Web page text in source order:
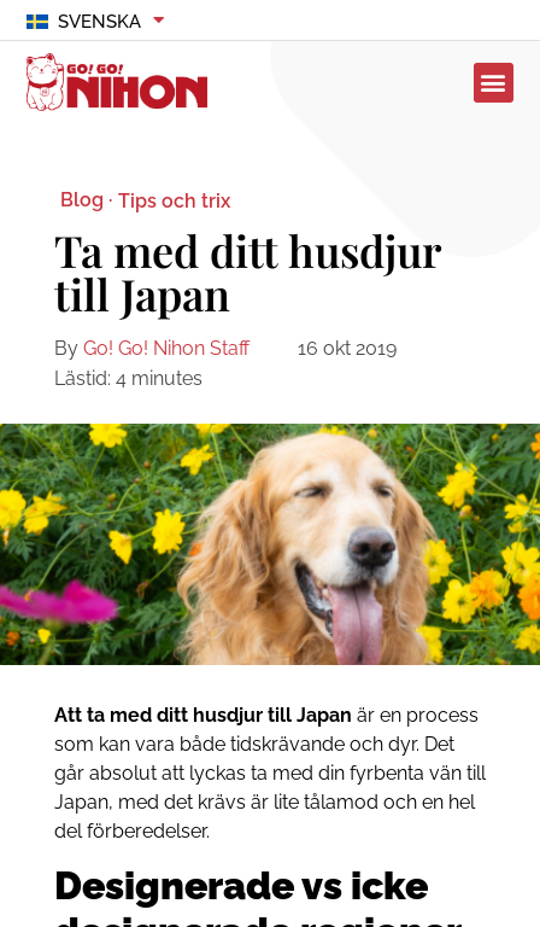
SVENSKA
Blog · Tips och trix
Ta med ditt husdjur
till Japan
By Go! Go! Nihon Staff
16 okt 2019
Lästid: 4 minutes
Att ta med ditt husdjur till Japan är en process
som kan vara både tidskrävande och dyr. Det
går absolut att lyckas ta med din fyrbenta vän till
Japan, med det krävs är lite tålamod och en hel
del förberedelser.
Designerade vs icke